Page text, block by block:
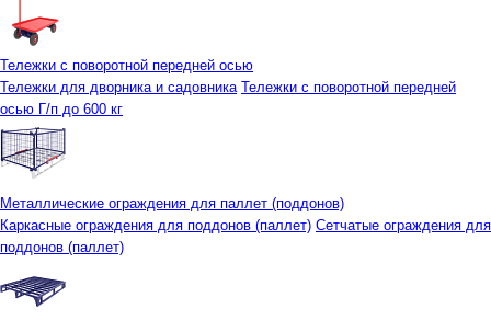
Тележки с поворотной передней осью
Тележки для дворника и садовника Тележки с поворотной передней
осью Г/п до 600 кг
Металлические ограждения для паллет (поддонов)
Каркасные ограждения для поддонов (паллет) Сетчатые ограждения для
поддонов (паллет)